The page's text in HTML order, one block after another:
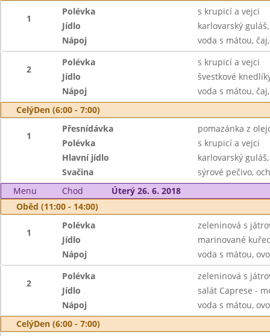
1
Polévka
s krupicí a vejci
Jídlo
karlovarský
Nápoj
voda s mátou,
2
Polévka
s krupicí a vejci
Jídlo
švestkové
Nápoj
voda s mátou,
CelýDen (6:00 - 7:00)
1
Přesnídávka
pomazánka z
Polévka
s krupicí a vejci
Hlavní jídlo
karlovarský
Svačina
sýrové pečivo,
Menu
Chod
Úterý 26. 6. 2018
Oběd (11:00 - 14:00)
1
Polévka
zeleninová s
Jídlo
marinované
Nápoj
voda s mátou,
2
Polévka
zeleninová s
Jídlo
salát Caprese -
Nápoj
voda s mátou,
CelýDen (6:00 - 7:00)